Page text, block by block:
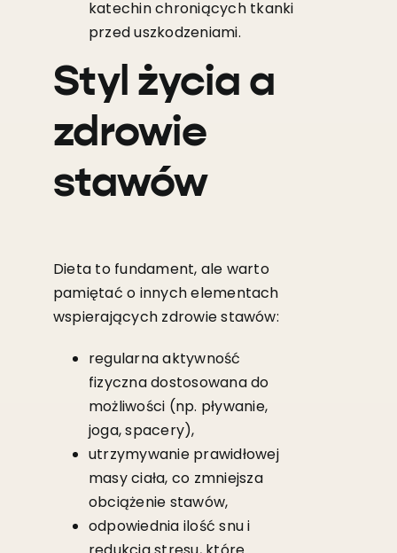
katechin chroniących tkanki
przed uszkodzeniami.
Styl życia a
zdrowie
stawów
Dieta to fundament, ale warto
pamiętać o innych elementach
wspierających zdrowie stawów:
regularna aktywność
fizyczna dostosowana do
możliwości (np. pływanie,
joga, spacery),
utrzymywanie prawidłowej
masy ciała, co zmniejsza
obciążenie stawów,
odpowiednia ilość snu i